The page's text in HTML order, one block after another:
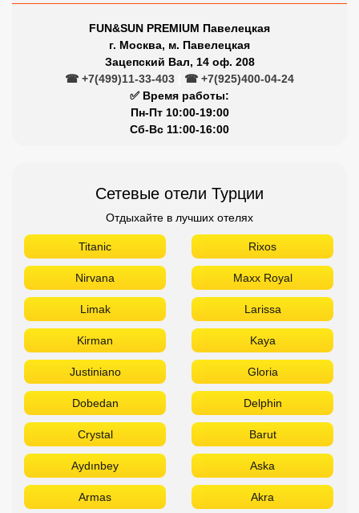
FUN&SUN PREMIUM Павелецкая
г. Москва, м. Павелецкая
Зацепский Вал, 14 оф. 208
☎ +7(499)11-33-403
☎ +7(925)400-04-24
✅ Время работы:
Пн-Пт 10:00-19:00
Сб-Вс 11:00-16:00
Сетевые отели Турции
Отдыхайте в лучших отелях
Titanic Rixos
Nirvana Maxx Royal
Limak Larissa
Kirman Kaya
Justiniano Gloria
Dobedan Delphin
Crystal Barut
Aydınbey Aska
Armas Akra